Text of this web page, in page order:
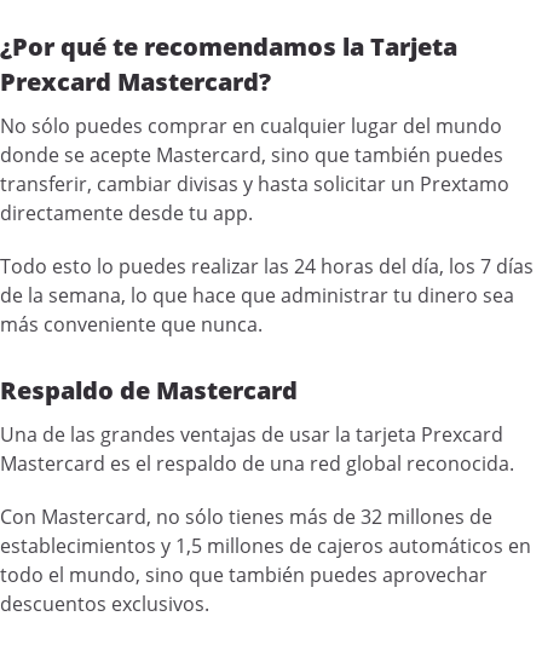
¿Por qué te recomendamos la Tarjeta
Prexcard Mastercard?
No sólo puedes comprar en cualquier lugar del mundo
donde se acepte Mastercard, sino que también puedes
transferir, cambiar divisas y hasta solicitar un Prextamo
directamente desde tu app.
Todo esto lo puedes realizar las 24 horas del día, los 7 días
de la semana, lo que hace que administrar tu dinero sea
más conveniente que nunca.
Respaldo de Mastercard
Una de las grandes ventajas de usar la tarjeta Prexcard
Mastercard es el respaldo de una red global reconocida.
Con Mastercard, no sólo tienes más de 32 millones de
establecimientos y 1,5 millones de cajeros automáticos en
todo el mundo, sino que también puedes aprovechar
descuentos exclusivos.